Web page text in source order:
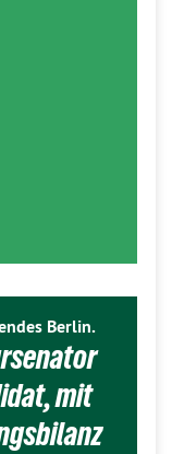
Berlin.
mit